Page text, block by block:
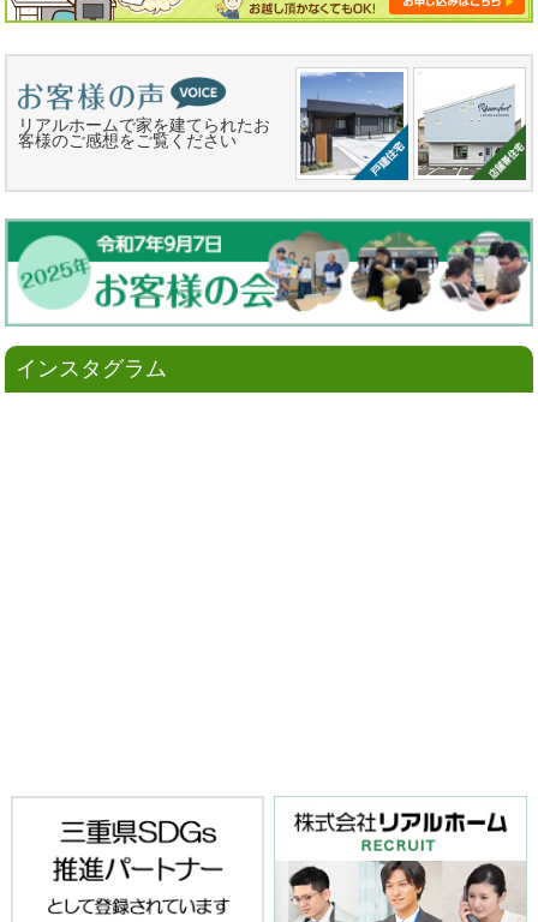
リアルホームで家を建てられたお
客様のご感想をご覧ください
インスタグラム